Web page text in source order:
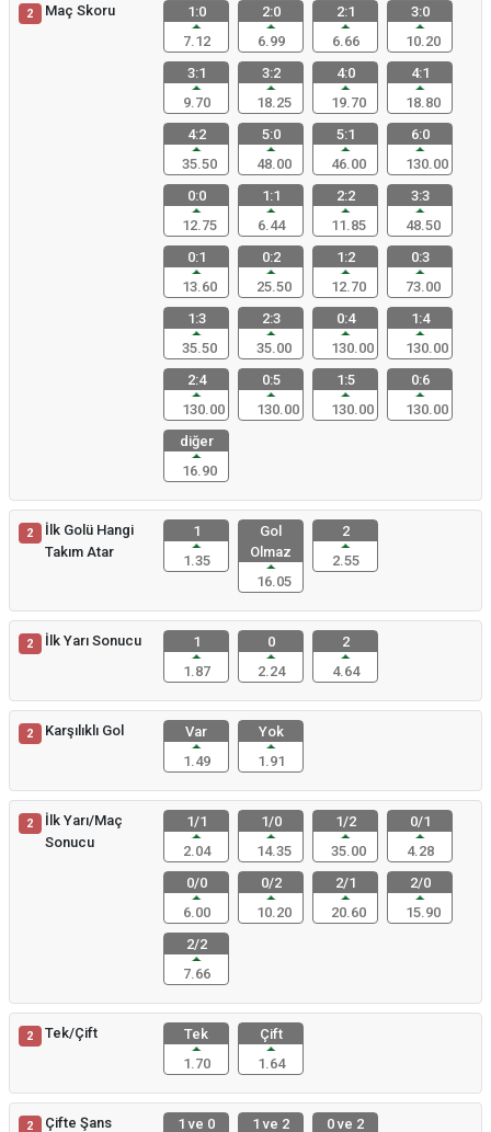
2 Maç Skoru
1:0
7.12
2:0
6.99
2:1
6.66
3:0
10.20
3:1
9.70
3:2
18.25
4:0
19.70
4:1
18.80
4:2
35.50
5:0
48.00
5:1
46.00
6:0
130.00
0:0
12.75
1:1
6.44
2:2
11.85
3:3
48.50
0:1
13.60
0:2
25.50
1:2
12.70
0:3
73.00
1:3
35.50
2:3
35.00
0:4
130.00
1:4
130.00
2:4
130.00
0:5
130.00
1:5
130.00
0:6
130.00
diğer
16.90
2
İlk Golü Hangi
Takım Atar
1
1.35
Gol
Olmaz
16.05
2
2.55
2 İlk Yarı Sonucu
1
1.87
0
2.24
2
4.64
2 Karşılıklı Gol
Var
1.49
Yok
1.91
2
İlk Yarı/Maç
Sonucu
1/1
2.04
1/0
14.35
1/2
35.00
0/1
4.28
0/0
6.00
0/2
10.20
2/1
20.60
2/0
15.90
2/2
7.66
2 Tek/Çift
Tek
1.70
Çift
1.64
2 Çifte Şans
1 ve 0
1 ve 2
0 ve 2